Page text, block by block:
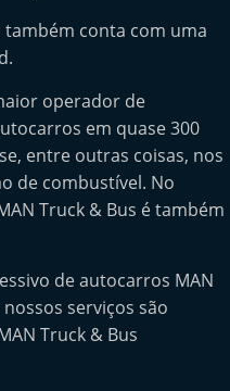
também conta com uma
operador de
em quase 300
entre outras coisas, nos
de combustível. No
Truck & Bus é também
de autocarros MAN
serviços são
Truck & Bus